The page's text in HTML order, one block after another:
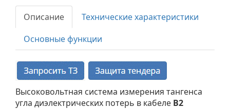
Описание
Технические характеристики
Основные функции
Высоковольтная система измерения тангенса
угла диэлектрических потерь в кабеле B2